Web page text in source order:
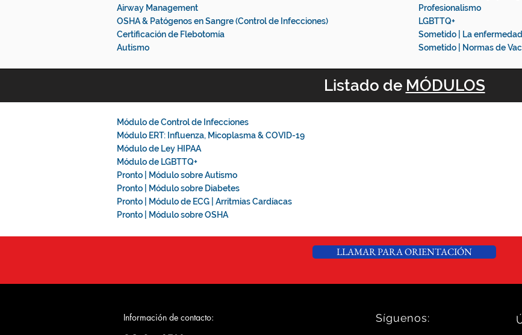
Airway Management
OSHA & Patógenos en Sangre (Control de Infecciones)
Certificación de Flebotomía
Autismo
Profesionalismo
LGBTTQ+
Sometido | La
Sometido | Normas de
Listado de MÓDULOS
Módulo de Control de Infecciones
Módulo ERT: Influenza, Micoplasma & COVID-19
Módulo de Ley HIPAA
Módulo de LGBTTQ+
Pronto | Módulo sobre Autismo
Pronto | Módulo sobre Diabetes
Pronto | Módulo de ECG | Arritmias Cardíacas
Pronto | Módulo sobre OSHA
LLAMAR PARA ORIENTACIÓN
Información de contacto:
Síguenos: